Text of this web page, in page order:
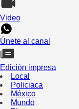
Video
Únete al canal
Edición impresa
Local
Policiaca
México
Mundo